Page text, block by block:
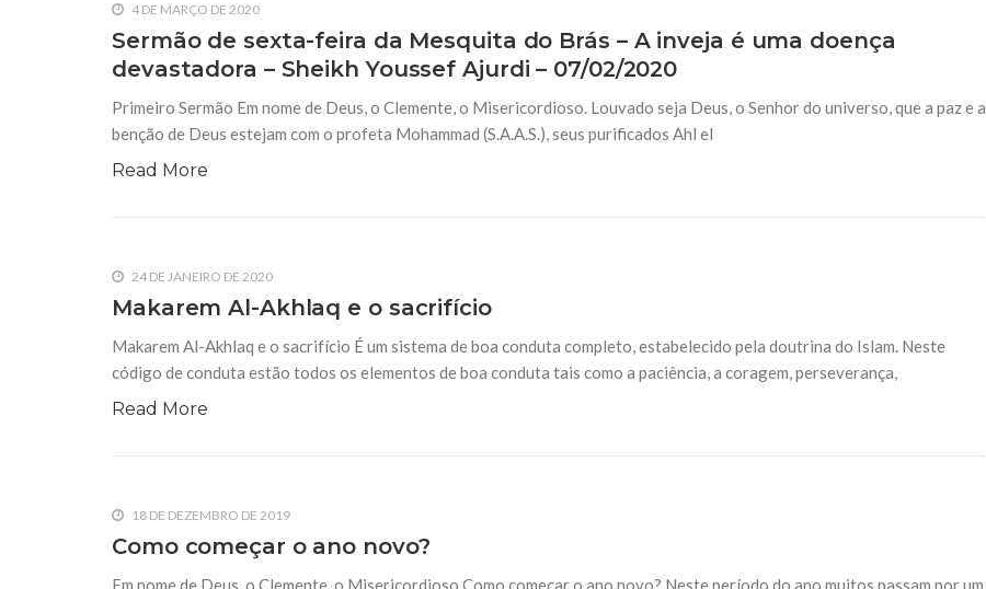
4 DE MARÇO DE 2020
Sermão de sexta-feira da Mesquita do Brás – A inveja é uma doença
devastadora – Sheikh Youssef Ajurdi – 07/02/2020
Primeiro Sermão Em nome de Deus, o Clemente, o Misericordioso. Louvado seja Deus, o Senhor do universo, que a paz e a
benção de Deus estejam com o profeta Mohammad (S.A.A.S.), seus purificados Ahl el
Read More
24 DE JANEIRO DE 2020
Makarem Al-Akhlaq e o sacrifício
Makarem Al-Akhlaq e o sacrifício É um sistema de boa conduta completo, estabelecido pela doutrina do Islam. Neste
código de conduta estão todos os elementos de boa conduta tais como a paciência, a coragem, perseverança,
Read More
18 DE DEZEMBRO DE 2019
Como começar o ano novo?
Em nome de Deus, o Clemente, o Misericordioso Como começar o ano novo? Neste período do ano muitos passam por um